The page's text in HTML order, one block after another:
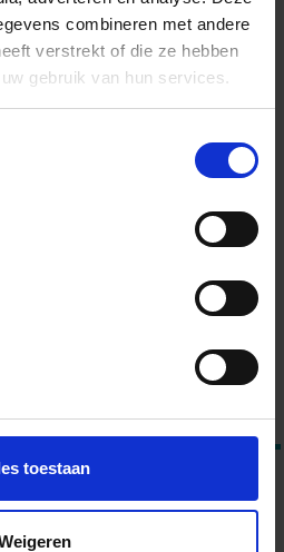
combineren met andere
verstrekt of die ze hebben
gebruik van hun services.
toestaan
Rigid Click